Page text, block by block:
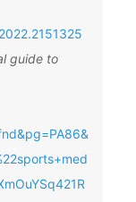
guide to